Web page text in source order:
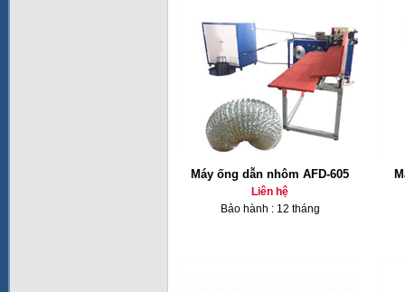
Máy ống dẫn nhôm AFD-605
Liên hệ
Bảo hành : 12 tháng